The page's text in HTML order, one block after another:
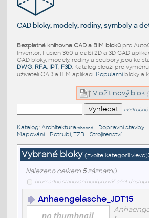
CAD bloky, modely, rodiny, symboly a
Bezplatná knihovna CAD a BIM blokůpro
Inventor, Fusion 360 a další 2D a 3D CAD
CAD bloky, modely, rodiny a soubory jsou ke
DWG, RFA, IPT, F3D. Katalog slouží pro
uživateli CAD a BIM aplikací. Populárníbloky a
Vložit nový blok
Katalog: Architektura/obecné• Dopravní stavby•
Mapování• Potrubí, TZB • Strojírenství
Vybrané bloky (zvolte kategorii vlevo)
Nalezeno celkem 5záznamů
hromadné stahování není pro váš účet
Anhaengelasche_JDT15